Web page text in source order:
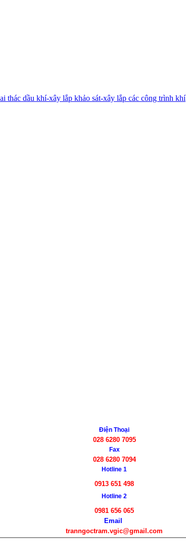
thác dầu khí-xây lắp khảo sát-xây lắp các công trình khí
Điện Thoại
028 6280 7095
Fax
028 6280 7094
Hotline 1
0913 651 498
Hotline 2
0981 656 065
Email
tranngoctram.vgic@gmail.com